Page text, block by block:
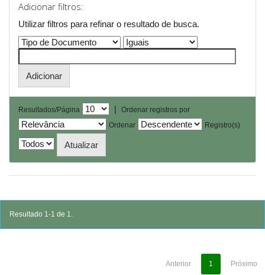
Adicionar filtros:
Utilizar filtros para refinar o resultado de busca.
Resultados/Página |
Ordenar registros por
Ordenar
Registro(s)
Resultado 1-1 de 1.
Anterior 1 Próximo